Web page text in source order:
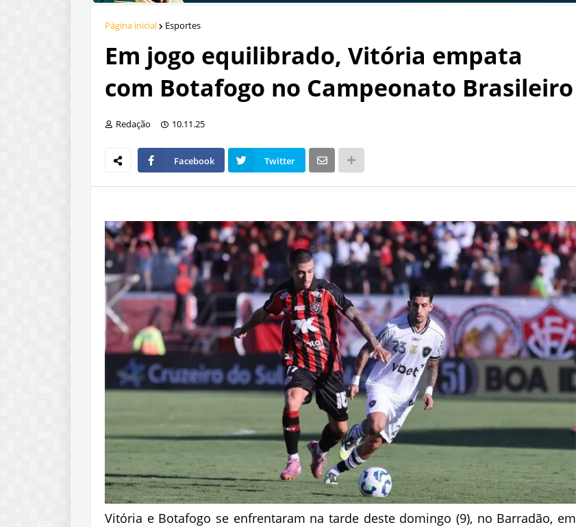
Página inicial Esportes
Em jogo equilibrado, Vitória empata
com Botafogo no Campeonato Brasileiro
Redação 10.11.25
Facebook Twitter
Vitória e Botafogo se enfrentaram na tarde deste domingo (9), no Barradão, em